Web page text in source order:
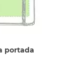
portada